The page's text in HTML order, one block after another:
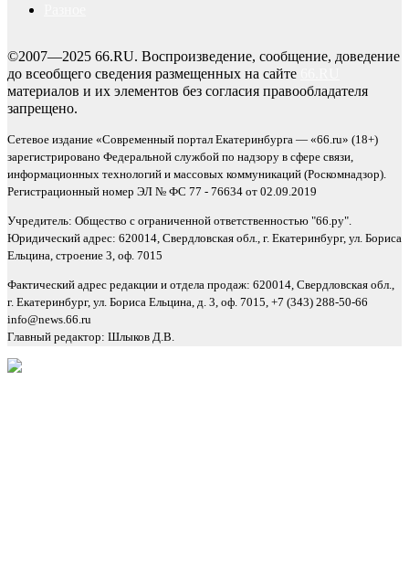
©2007—2025 66.RU. Воспроизведение, сообщение, доведение
до всеобщего сведения размещенных на сайте
материалов и их элементов без согласия правообладателя
запрещено.
Сетевое издание «Современный портал Екатеринбурга — «66.ru» (18+)
зарегистрировано Федеральной службой по надзору в сфере связи,
информационных технологий и массовых коммуникаций (Роскомнадзор).
Регистрационный номер ЭЛ № ФС 77 - 76634 от 02.09.2019
Учредитель: Общество с ограниченной ответственностью "66.ру".
Юридический адрес: 620014, Свердловская обл., г. Екатеринбург, ул. Бориса
Ельцина, строение 3, оф. 7015
Фактический адрес редакции и отдела продаж: 620014, Свердловская обл.,
г. Екатеринбург, ул. Бориса Ельцина, д. 3, оф. 7015, +7 (343) 288-50-66
info@news.66.ru
Главный редактор: Шлыков Д.В.